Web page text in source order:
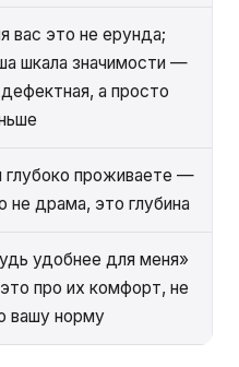
вас это не ерунда;
шкала значимости —
а просто
глубоко проживаете —
не драма, это глубина
удобнее для меня»
про их комфорт, не
вашу норму